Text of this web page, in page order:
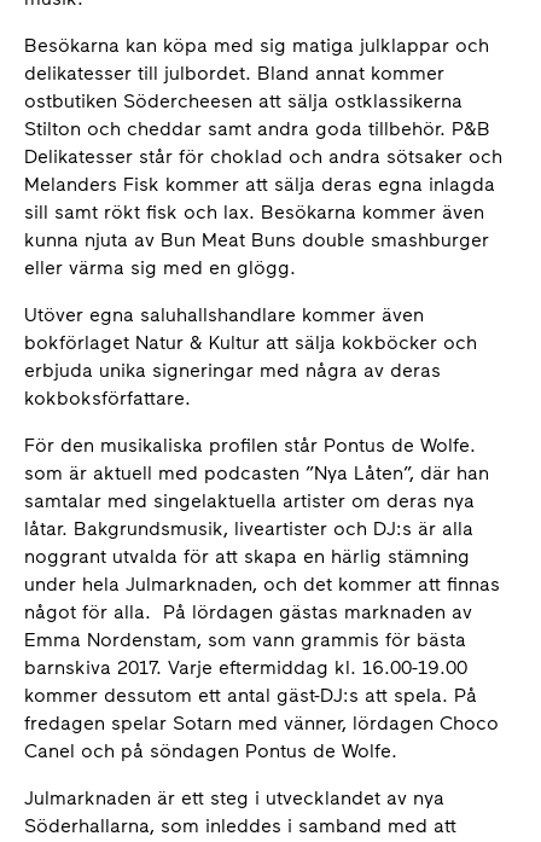
Besökarna kan köpa med sig matiga julklappar och
delikatesser till julbordet. Bland annat kommer
ostbutiken Södercheesen att sälja ostklassikerna
Stilton och cheddar samt andra goda tillbehör. P&B
Delikatesser står för choklad och andra sötsaker och
Melanders Fisk kommer att sälja deras egna inlagda
sill samt rökt fisk och lax. Besökarna kommer även
kunna njuta av Bun Meat Buns double smashburger
eller värma sig med en glögg.
Utöver egna saluhallshandlare kommer även
bokförlaget Natur & Kultur att sälja kokböcker och
erbjuda unika signeringar med några av deras
kokboksförfattare.
För den musikaliska profilen står Pontus de Wolfe.
som är aktuell med podcasten ”Nya Låten”, där han
samtalar med singelaktuella artister om deras nya
låtar. Bakgrundsmusik, liveartister och DJ:s är alla
noggrant utvalda för att skapa en härlig stämning
under hela Julmarknaden, och det kommer att finnas
något för alla. På lördagen gästas marknaden av
Emma Nordenstam, som vann grammis för bästa
barnskiva 2017. Varje eftermiddag kl. 16.00-19.00
kommer dessutom ett antal gäst-DJ:s att spela. På
fredagen spelar Sotarn med vänner, lördagen Choco
Canel och på söndagen Pontus de Wolfe.
Julmarknaden är ett steg i utvecklandet av nya
Söderhallarna, som inleddes i samband med att